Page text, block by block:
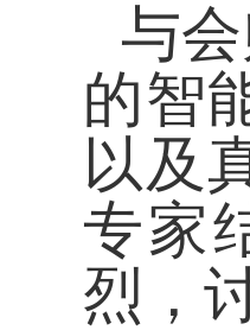
与
的智
以及
专家
烈，